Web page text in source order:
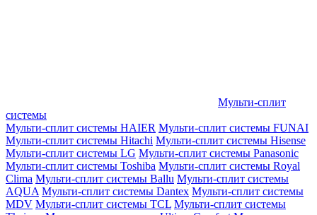
Мульти-сплит
системы
Мульти-сплит системы HAIER Мульти-сплит системы FUNAI
Мульти-сплит системы Hitachi Мульти-сплит системы Hisense
Мульти-сплит системы LG Мульти-сплит системы Panasonic
Мульти-сплит системы Toshiba Мульти-сплит системы Royal
Clima Мульти-сплит системы Ballu Мульти-сплит системы
AQUA Мульти-сплит системы Dantex Мульти-сплит системы
MDV Мульти-сплит системы TCL Мульти-сплит системы